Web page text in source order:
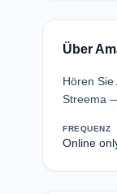
Über
Hören
Streema
FREQUENZ
Online